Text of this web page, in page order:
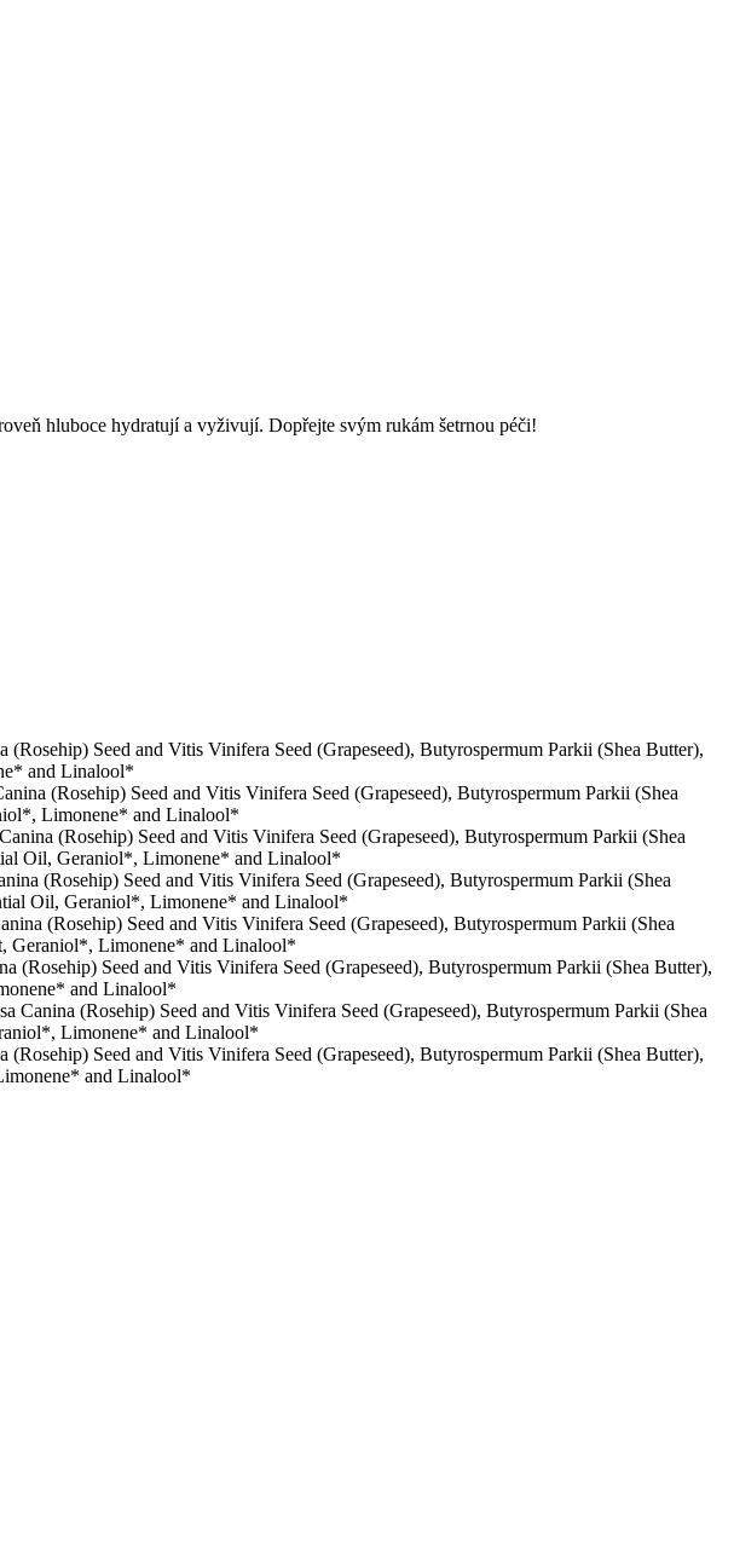
hluboce hydratují a vyživují. Dopřejte svým rukám šetrnou péči!
Seed and Vitis Vinifera Seed (Grapeseed), Butyrospermum Parkii (Shea Butter),
and Linalool*
(Rosehip) Seed and Vitis Vinifera Seed (Grapeseed), Butyrospermum Parkii (Shea
Limonene* and Linalool*
(Rosehip) Seed and Vitis Vinifera Seed (Grapeseed), Butyrospermum Parkii (Shea
Oil, Geraniol*, Limonene* and Linalool*
(Rosehip) Seed and Vitis Vinifera Seed (Grapeseed), Butyrospermum Parkii (Shea
Oil, Geraniol*, Limonene* and Linalool*
(Rosehip) Seed and Vitis Vinifera Seed (Grapeseed), Butyrospermum Parkii (Shea
Geraniol*, Limonene* and Linalool*​
Seed and Vitis Vinifera Seed (Grapeseed), Butyrospermum Parkii (Shea Butter),
and Linalool*
(Rosehip) Seed and Vitis Vinifera Seed (Grapeseed), Butyrospermum Parkii (Shea
Limonene* and Linalool*
Seed and Vitis Vinifera Seed (Grapeseed), Butyrospermum Parkii (Shea Butter),
and Linalool*